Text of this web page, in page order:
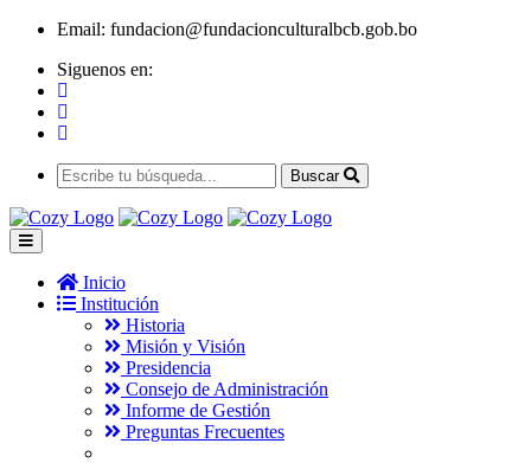
Email: fundacion@fundacionculturalbcb.gob.bo
Siguenos en:
Buscar
Inicio
Institución
Historia
Misión y Visión
Presidencia
Consejo de Administración
Informe de Gestión
Preguntas Frecuentes